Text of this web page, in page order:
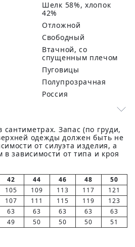
шелк 58%, хлопок
42%
Отложной
Свободный
Втачной, со
спущенным плечом
Пуговицы
Полупрозрачная
Россия
Запас (по груди,
одежды должен быть не
от силуэта изделия, а
зависимости от типа и кроя
42 44 46 48
50
105 109 113 117
121
107 111 115 119
123
63 63 63 63
63
49 50 50 50 51